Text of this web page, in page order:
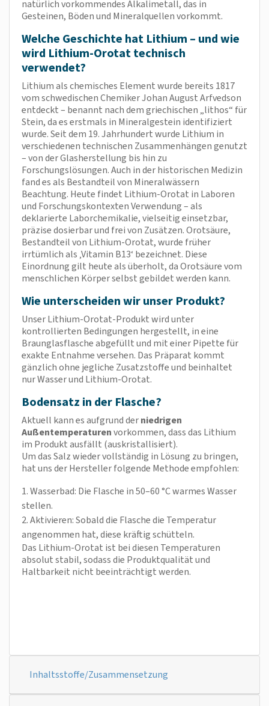
natürlich vorkommendes Alkalimetall, das in
Gesteinen, Böden und Mineralquellen vorkommt.
Welche Geschichte hat Lithium – und wie
wird Lithium-Orotat technisch
verwendet?
Lithium als chemisches Element wurde bereits 1817
vom schwedischen Chemiker Johan August Arfvedson
entdeckt – benannt nach dem griechischen „lithos“ für
Stein, da es erstmals in Mineralgestein identifiziert
wurde. Seit dem 19. Jahrhundert wurde Lithium in
verschiedenen technischen Zusammenhängen genutzt
– von der Glasherstellung bis hin zu
Forschungslösungen. Auch in der historischen Medizin
fand es als Bestandteil von Mineralwässern
Beachtung. Heute findet Lithium-Orotat in Laboren
und Forschungskontexten Verwendung – als
deklarierte Laborchemikalie, vielseitig einsetzbar,
präzise dosierbar und frei von Zusätzen. Orotsäure,
Bestandteil von Lithium-Orotat, wurde früher
irrtümlich als ‚Vitamin B13‘ bezeichnet. Diese
Einordnung gilt heute als überholt, da Orotsäure vom
menschlichen Körper selbst gebildet werden kann.
Wie unterscheiden wir unser Produkt?
Unser Lithium‑Orotat‑Produkt wird unter
kontrollierten Bedingungen hergestellt, in eine
Braunglasflasche abgefüllt und mit einer Pipette für
exakte Entnahme versehen. Das Präparat kommt
gänzlich ohne jegliche Zusatzstoffe und beinhaltet
nur Wasser und Lithium‑Orotat.
Bodensatz in der Flasche?
Aktuell kann es aufgrund derniedrigen
Außentemperaturenvorkommen, dass das Lithium
im Produkt ausfällt (auskristallisiert).
Um das Salz wieder vollständig in Lösung zu bringen,
hat uns der Hersteller folgende Methode empfohlen:
1. Wasserbad: Die Flasche in 50–60 °C warmes Wasser
stellen.
2. Aktivieren: Sobald die Flasche die Temperatur
angenommen hat, diese kräftig schütteln.
Das Lithium-Orotat ist bei diesen Temperaturen
absolut stabil, sodass die Produktqualität und
Haltbarkeit nicht beeinträchtigt werden.
Inhaltsstoffe/Zusammensetzung